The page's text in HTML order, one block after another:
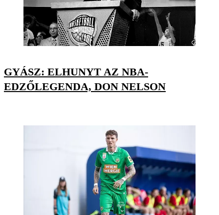
GYÁSZ: ELHUNYT AZ NBA-
EDZŐLEGENDA, DON NELSON